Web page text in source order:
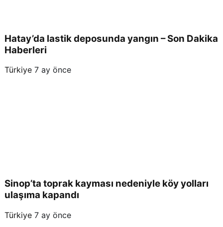
Hatay’da lastik deposunda yangın – Son Dakika
Haberleri
Türkiye 7 ay önce
Sinop’ta toprak kayması nedeniyle köy yolları
ulaşıma kapandı
Türkiye 7 ay önce